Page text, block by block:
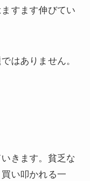
すます伸びてい
はありません。
きます。貧乏な
い叩かれる一